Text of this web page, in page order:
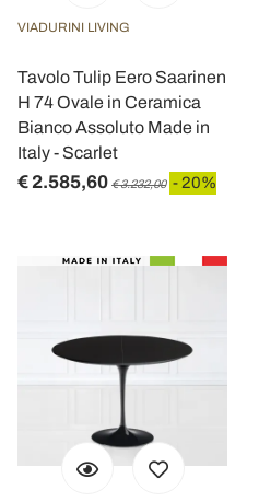
VIADURINI LIVING
Tavolo Tulip Eero Saarinen
H 74 Ovale in Ceramica
Bianco Assoluto Made in
Italy - Scarlet
€ 2.585,60 € 3.232,00 - 20%